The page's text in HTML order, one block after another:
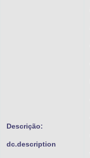
Descrição:
dc.description